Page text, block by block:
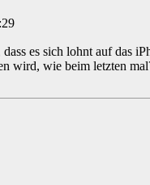
es sich lohnt auf das
wird, wie beim letzten